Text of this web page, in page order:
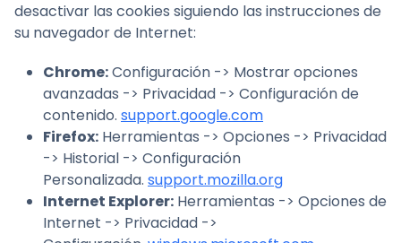
desactivar las cookies siguiendo las instrucciones de
su navegador de Internet:
Chrome:Configuración -> Mostrar opciones
avanzadas -> Privacidad -> Configuración de
contenido. support.google.com
Firefox: Herramientas -> Opciones -> Privacidad
-> Historial -> Configuración
Personalizada. support.mozilla.org
Internet Explorer: Herramientas -> Opciones de
Internet -> Privacidad ->